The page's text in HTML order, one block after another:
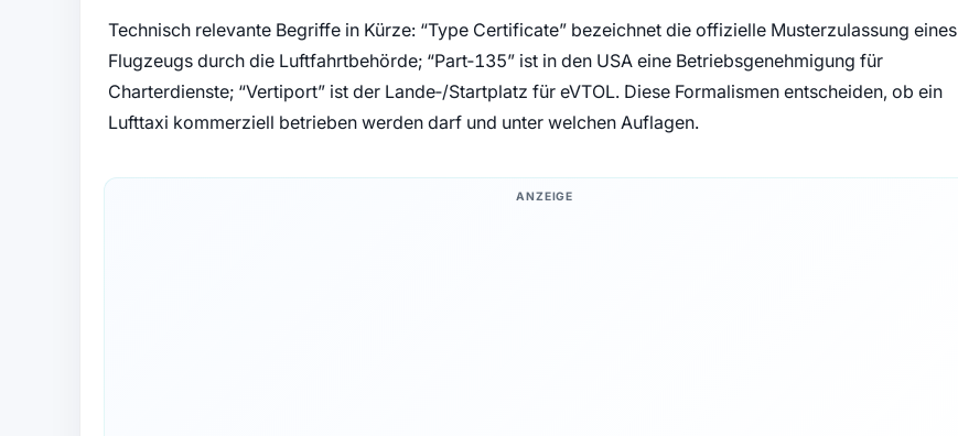
Technisch relevante Begriffe in Kürze: “Type Certificate” bezeichnet die offizielle Musterzulassung eines
Flugzeugs durch die Luftfahrtbehörde; “Part‑135” ist in den USA eine Betriebsgenehmigung für
Charterdienste; “Vertiport” ist der Lande‑/Startplatz für eVTOL. Diese Formalismen entscheiden, ob ein
Lufttaxi kommerziell betrieben werden darf und unter welchen Auflagen.
ANZEIGE